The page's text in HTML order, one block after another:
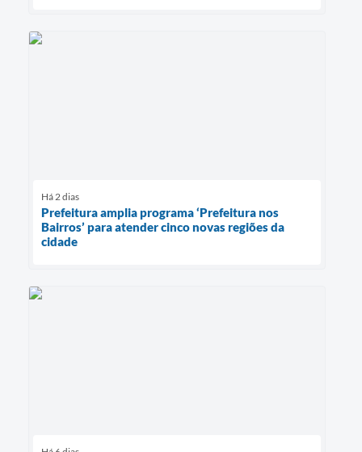
Há 2 dias
Prefeitura amplia programa ‘Prefeitura nos
Bairros’ para atender cinco novas regiões da
cidade